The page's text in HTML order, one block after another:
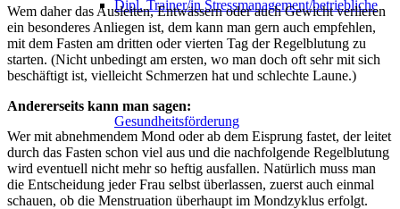
Dipl. Trainer/in Stressmanagement/betriebliche
Gesundheitsförderung
Wem daher das Ausleiten, Entwässern oder auch Gewicht verlieren
ein besonderes Anliegen ist, dem kann man gern auch empfehlen,
mit dem Fasten am dritten oder vierten Tag der Regelblutung zu
starten. (Nicht unbedingt am ersten, wo man doch oft sehr mit sich
beschäftigt ist, vielleicht Schmerzen hat und schlechte Laune.)
Andererseits kann man sagen:
Wer mit abnehmendem Mond oder ab dem Eisprung fastet, der leitet
durch das Fasten schon viel aus und die nachfolgende Regelblutung
wird eventuell nicht mehr so heftig ausfallen. Natürlich muss man
die Entscheidung jeder Frau selbst überlassen, zuerst auch einmal
schauen, ob die Menstruation überhaupt im Mondzyklus erfolgt.